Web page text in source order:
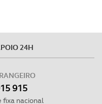
24H
915
fixa nacional